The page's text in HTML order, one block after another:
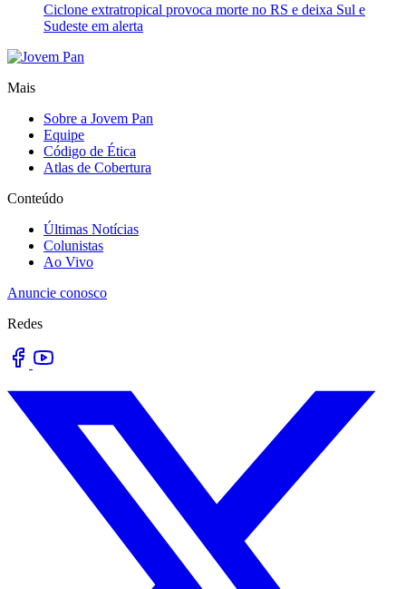
Ciclone extratropical provoca morte no RS e deixa Sul e
Sudeste em alerta
Mais
Sobre a Jovem Pan
Equipe
Código de Ética
Atlas de Cobertura
Conteúdo
Últimas Notícias
Colunistas
Ao Vivo
Anuncie conosco
Redes